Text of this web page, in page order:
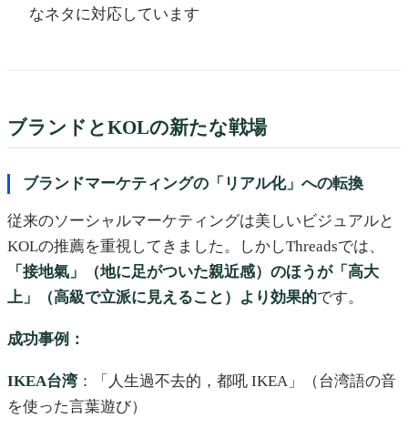
なネタに対応しています
ブランドとKOLの新たな戦場
ブランドマーケティングの「リアル化」への転換
従来のソーシャルマーケティングは美しいビジュアルと
KOLの推薦を重視してきました。しかしThreadsでは、
「接地氣」（地に足がついた親近感）のほうが「高大
上」（高級で立派に見えること）より効果的です。
成功事例：
IKEA台湾：「人生過不去的，都吼 IKEA」（台湾語の音
を使った言葉遊び）